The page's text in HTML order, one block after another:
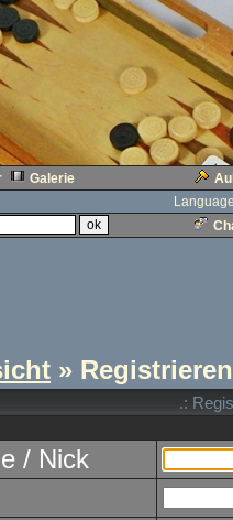
Galerie
» Registrieren
.:
/ Nick